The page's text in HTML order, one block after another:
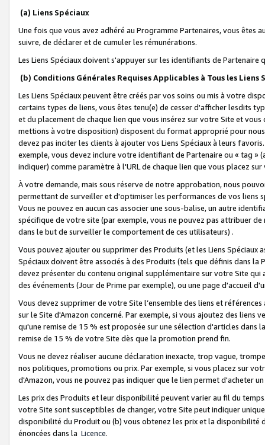
(a) Liens Spéciaux
Une fois que vous avez adhéré au Programme Partenaires, vous êtes
suivre, de déclarer et de cumuler les rémunérations.
Les Liens Spéciaux doivent s'appuyer sur les identifiants de Partenaire
(b) Conditions Générales Requises Applicables à Tous les Liens
Les Liens Spéciaux peuvent être créés par vos soins ou mis à votre
certains types de liens, vous êtes tenu(e) de cesser d'afficher lesdits
et du placement de chaque lien que vous insérez sur votre Site et
mettions à votre disposition) disposent du format approprié pour
devez pas inciter les clients à ajouter vos Liens Spéciaux à leurs
exemple, vous devez inclure votre identifiant de Partenaire ou « tag
indiquer) comme paramètre à l'URL de chaque lien que vous placez
À votre demande, mais sous réserve de notre approbation, nous
permettant de surveiller et d'optimiser les performances de vos liens
Vous ne pouvez en aucun cas associer une sous-balise, un autre
spécifique de votre site (par exemple, vous ne pouvez pas attribuer
dans le but de surveiller le comportement de ces utilisateurs) .
Vous pouvez ajouter ou supprimer des Produits (et les Liens
Spéciaux doivent être associés à des Produits (tels que définis dans
devez présenter du contenu original supplémentaire sur votre Site qui
des événements (Jour de Prime par exemple), ou une page d'accueil
Vous devez supprimer de votre Site l’ensemble des liens et
sur le Site d'Amazon concerné. Par exemple, si vous ajoutez des
qu'une remise de 15 % est proposée sur une sélection d'articles
remise de 15 % de votre Site dès que la promotion prend fin.
Vous ne devez réaliser aucune déclaration inexacte, trop vague,
nos politiques, promotions ou prix. Par exemple, si vous placez sur
d'Amazon, vous ne pouvez pas indiquer que le lien permet d'acheter
Les prix des Produits et leur disponibilité peuvent varier au fil du
votre Site sont susceptibles de changer, votre Site peut indiquer
disponibilité du Produit ou (b) vous obtenez les prix et la disponibilité
énoncées dans la Licence.